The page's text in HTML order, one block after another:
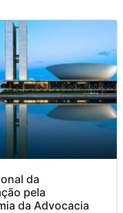
da
pela
da Advocacia